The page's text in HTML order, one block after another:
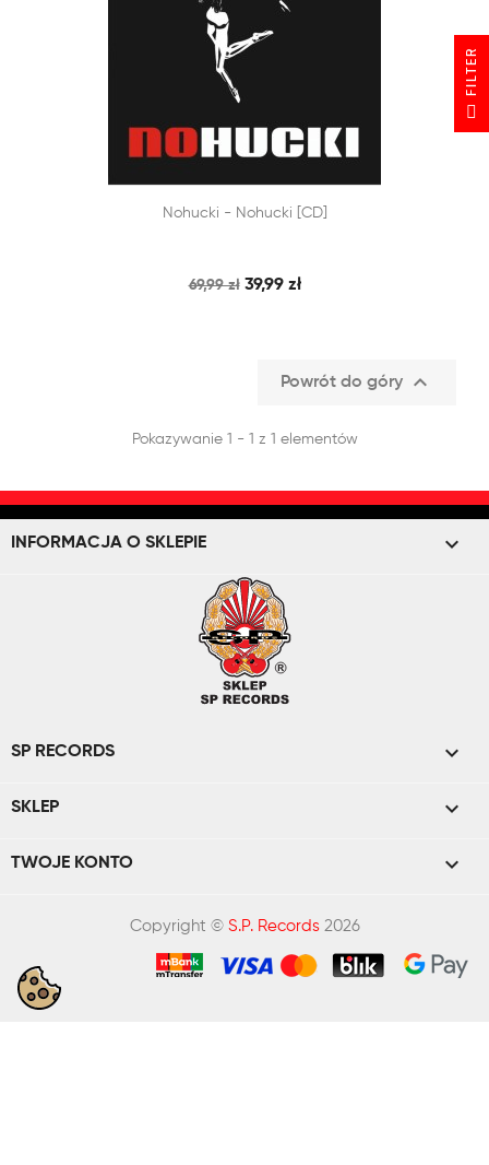
DODAJ DO KOSZYKA
SZYBKI PODGLĄD
Nohucki - Nohucki [CD]
69,99 zł 39,99 zł
Powrót do góry 
Pokazywanie 1 - 1 z 1 elementów
INFORMACJA O SKLEPIE keyboard_arrow_down
SP RECORDS 
SKLEP 
TWOJE KONTO 
Copyright © S.P. Records2026
R